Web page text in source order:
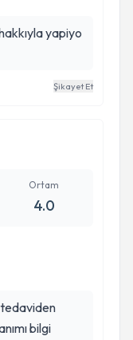
yapiyo
Şikayet Et
Ortam
4.0
tedaviden
bilgi